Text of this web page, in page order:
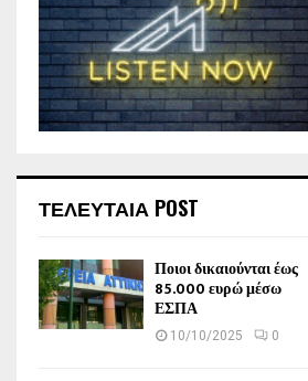
ΤΕΛΕΥΤΑΙΑ POST
Ποιοι δικαιούνται έως
85.000 ευρώ μέσω
ΕΣΠΑ
10/10/2025 0